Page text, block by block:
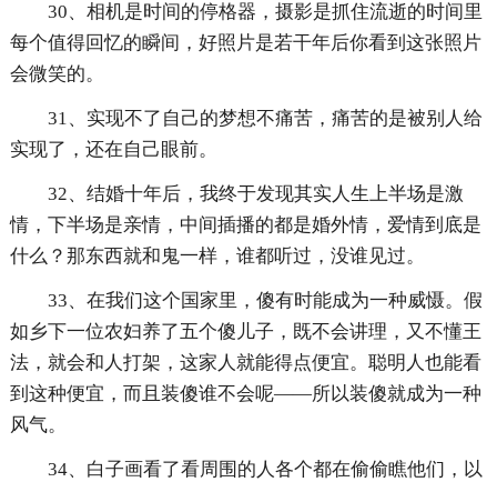
30、相机是时间的停格器，摄影是抓住流逝的时间里
每个值得回忆的瞬间，好照片是若干年后你看到这张照片
会微笑的。
31、实现不了自己的梦想不痛苦，痛苦的是被别人给
实现了，还在自己眼前。
32、结婚十年后，我终于发现其实人生上半场是激
情，下半场是亲情，中间插播的都是婚外情，爱情到底是
什么？那东西就和鬼一样，谁都听过，没谁见过。
33、在我们这个国家里，傻有时能成为一种威慑。假
如乡下一位农妇养了五个傻儿子，既不会讲理，又不懂王
法，就会和人打架，这家人就能得点便宜。聪明人也能看
到这种便宜，而且装傻谁不会呢——所以装傻就成为一种
风气。
34、白子画看了看周围的人各个都在偷偷瞧他们，以